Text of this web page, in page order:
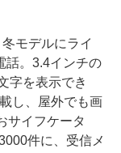
モデルにライ
話。3.4インチの
字を表示でき
し、屋外でも画
サイフケータ
件に、受信メ